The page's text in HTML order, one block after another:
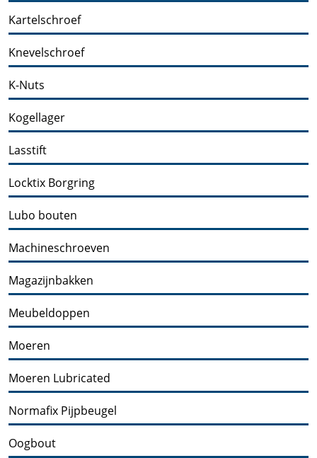
Kartelschroef
Knevelschroef
K-Nuts
Kogellager
Lasstift
Locktix Borgring
Lubo bouten
Machineschroeven
Magazijnbakken
Meubeldoppen
Moeren
Moeren Lubricated
Normafix Pijpbeugel
Oogbout